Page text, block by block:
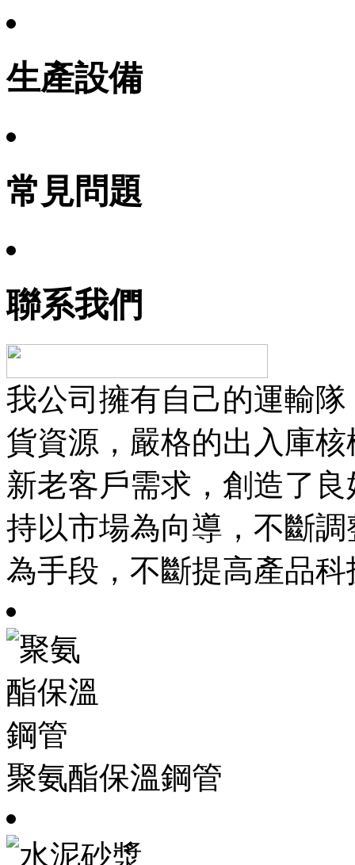
生產設備
常見問題
聯系我們
我公司擁有自己的運輸
貨資源，嚴格的出入庫
新老客戶需求，創造了
持以市場為向導，不斷
為手段，不斷提高產品
聚氨酯保溫鋼管